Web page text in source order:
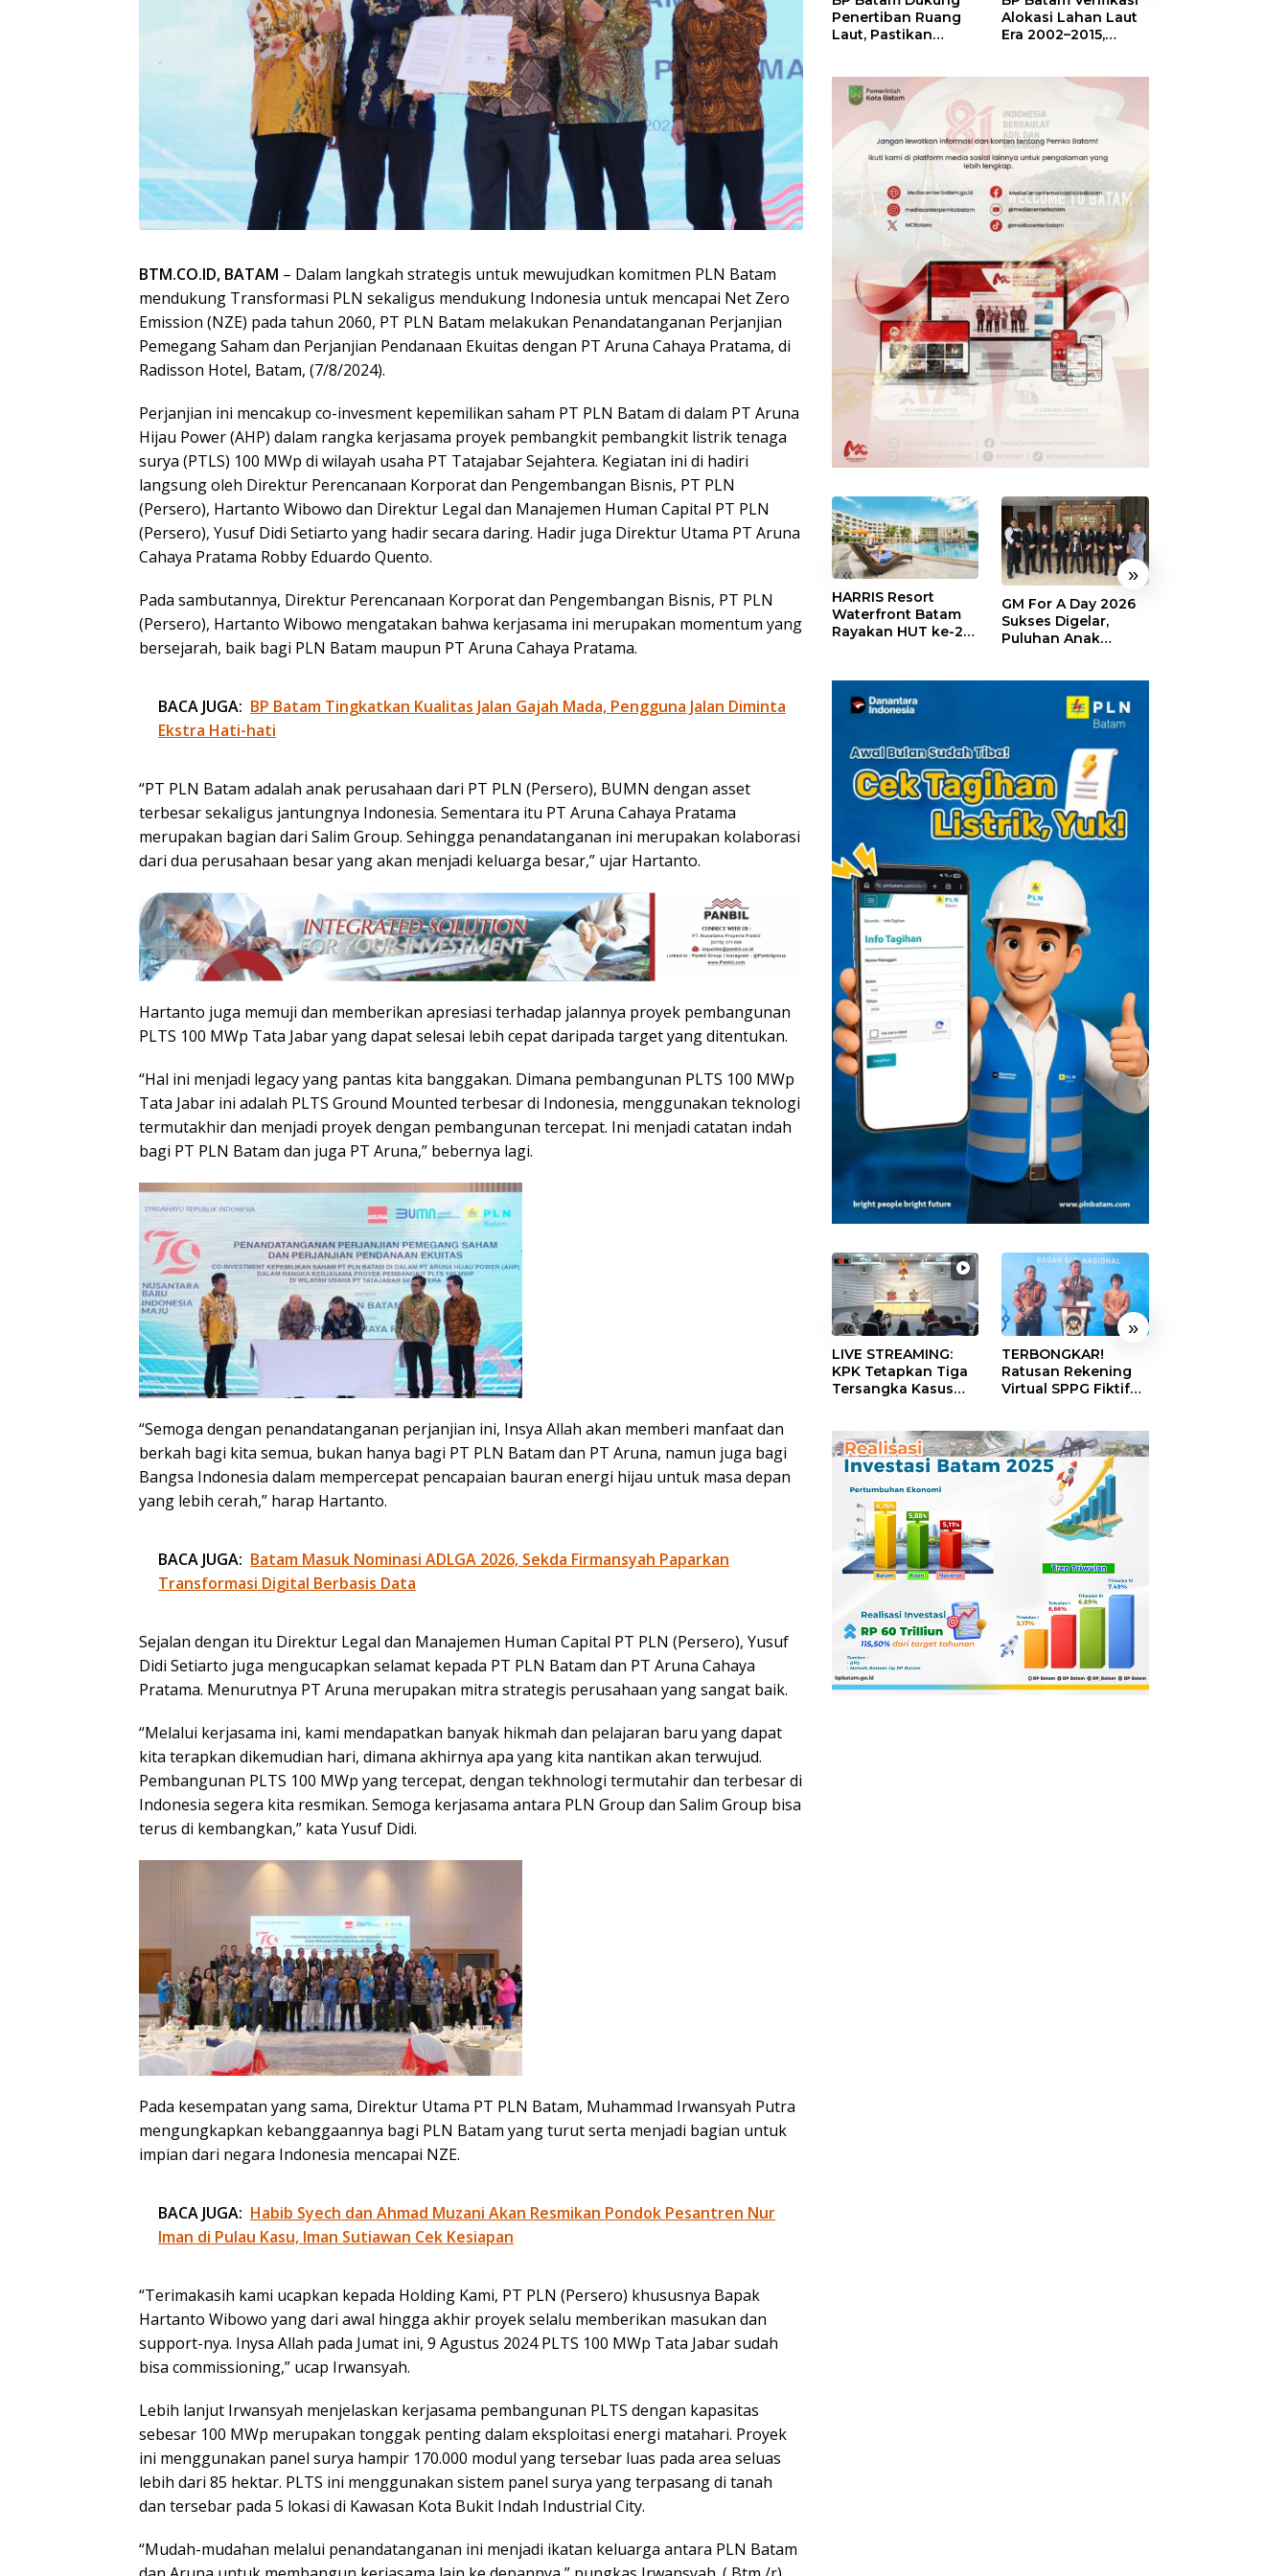
BTM.CO.ID, BATAM – Dalam langkah strategis untuk mewujudkan komitmen PLN Batam
mendukung Transformasi PLN sekaligus mendukung Indonesia untuk mencapai Net Zero
Emission (NZE) pada tahun 2060, PT PLN Batam melakukan Penandatanganan Perjanjian
Pemegang Saham dan Perjanjian Pendanaan Ekuitas dengan PT Aruna Cahaya Pratama, di
Radisson Hotel, Batam, (7/8/2024).
Perjanjian ini mencakup co-invesment kepemilikan saham PT PLN Batam di dalam PT Aruna
Hijau Power (AHP) dalam rangka kerjasama proyek pembangkit pembangkit listrik tenaga
surya (PTLS) 100 MWp di wilayah usaha PT Tatajabar Sejahtera. Kegiatan ini di hadiri
langsung oleh Direktur Perencanaan Korporat dan Pengembangan Bisnis, PT PLN
(Persero), Hartanto Wibowo dan Direktur Legal dan Manajemen Human Capital PT PLN
(Persero), Yusuf Didi Setiarto yang hadir secara daring. Hadir juga Direktur Utama PT Aruna
Cahaya Pratama Robby Eduardo Quento.
Pada sambutannya, Direktur Perencanaan Korporat dan Pengembangan Bisnis, PT PLN
(Persero), Hartanto Wibowo mengatakan bahwa kerjasama ini merupakan momentum yang
bersejarah, baik bagi PLN Batam maupun PT Aruna Cahaya Pratama.
BACA JUGA: BP Batam Tingkatkan Kualitas Jalan Gajah Mada, Pengguna Jalan Diminta
Ekstra Hati-hati
“PT PLN Batam adalah anak perusahaan dari PT PLN (Persero), BUMN dengan asset
terbesar sekaligus jantungnya Indonesia. Sementara itu PT Aruna Cahaya Pratama
merupakan bagian dari Salim Group. Sehingga penandatanganan ini merupakan kolaborasi
dari dua perusahaan besar yang akan menjadi keluarga besar,” ujar Hartanto.
Hartanto juga memuji dan memberikan apresiasi terhadap jalannya proyek pembangunan
PLTS 100 MWp Tata Jabar yang dapat selesai lebih cepat daripada target yang ditentukan.
“Hal ini menjadi legacy yang pantas kita banggakan. Dimana pembangunan PLTS 100 MWp
Tata Jabar ini adalah PLTS Ground Mounted terbesar di Indonesia, menggunakan teknologi
termutakhir dan menjadi proyek dengan pembangunan tercepat. Ini menjadi catatan indah
bagi PT PLN Batam dan juga PT Aruna,” bebernya lagi.
“Semoga dengan penandatanganan perjanjian ini, Insya Allah akan memberi manfaat dan
berkah bagi kita semua, bukan hanya bagi PT PLN Batam dan PT Aruna, namun juga bagi
Bangsa Indonesia dalam mempercepat pencapaian bauran energi hijau untuk masa depan
yang lebih cerah,” harap Hartanto.
BACA JUGA: Batam Masuk Nominasi ADLGA 2026, Sekda Firmansyah Paparkan
Transformasi Digital Berbasis Data
Sejalan dengan itu Direktur Legal dan Manajemen Human Capital PT PLN (Persero), Yusuf
Didi Setiarto juga mengucapkan selamat kepada PT PLN Batam dan PT Aruna Cahaya
Pratama. Menurutnya PT Aruna merupakan mitra strategis perusahaan yang sangat baik.
“Melalui kerjasama ini, kami mendapatkan banyak hikmah dan pelajaran baru yang dapat
kita terapkan dikemudian hari, dimana akhirnya apa yang kita nantikan akan terwujud.
Pembangunan PLTS 100 MWp yang tercepat, dengan tekhnologi termutahir dan terbesar di
Indonesia segera kita resmikan. Semoga kerjasama antara PLN Group dan Salim Group bisa
terus di kembangkan,” kata Yusuf Didi.
Pada kesempatan yang sama, Direktur Utama PT PLN Batam, Muhammad Irwansyah Putra
mengungkapkan kebanggaannya bagi PLN Batam yang turut serta menjadi bagian untuk
impian dari negara Indonesia mencapai NZE.
BACA JUGA: Habib Syech dan Ahmad Muzani Akan Resmikan Pondok Pesantren Nur
Iman di Pulau Kasu, Iman Sutiawan Cek Kesiapan
“Terimakasih kami ucapkan kepada Holding Kami, PT PLN (Persero) khususnya Bapak
Hartanto Wibowo yang dari awal hingga akhir proyek selalu memberikan masukan dan
support-nya. Inysa Allah pada Jumat ini, 9 Agustus 2024 PLTS 100 MWp Tata Jabar sudah
bisa commissioning,” ucap Irwansyah.
Lebih lanjut Irwansyah menjelaskan kerjasama pembangunan PLTS dengan kapasitas
sebesar 100 MWp merupakan tonggak penting dalam eksploitasi energi matahari. Proyek
ini menggunakan panel surya hampir 170.000 modul yang tersebar luas pada area seluas
lebih dari 85 hektar. PLTS ini menggunakan sistem panel surya yang terpasang di tanah
dan tersebar pada 5 lokasi di Kawasan Kota Bukit Indah Industrial City.
“Mudah-mudahan melalui penandatanganan ini menjadi ikatan keluarga antara PLN Batam
Penertiban Ruang
Laut, Pastikan
Alokasi Lahan Laut
Era 2002–2015,
Kepastian Hukum
dan Investasi
« »
HARRIS Resort
Waterfront Batam
Rayakan HUT ke-24,
24%
GM For A Day 2026
Sukses Digelar,
Puluhan Anak
« »
LIVE STREAMING:
KPK Tetapkan Tiga
Tersangka Kasus
Pertamina
TERBONGKAR!
Ratusan Rekening
Virtual SPPG Fiktif
Dilaporkan ke
Kejaksaan